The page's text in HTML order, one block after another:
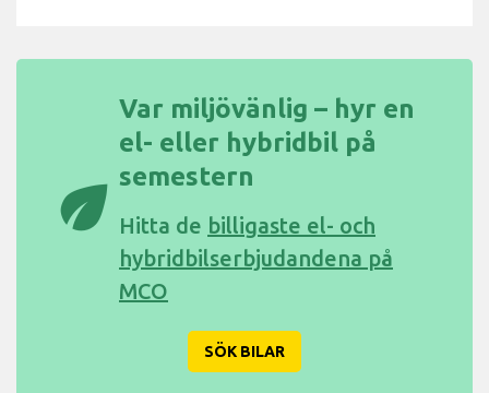
eco
Var miljövänlig – hyr en
el- eller hybridbil på
semestern
Hitta de billigaste el- och
hybridbilserbjudandena på
MCO
SÖK BILAR